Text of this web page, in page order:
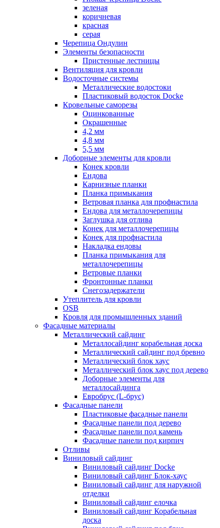
зеленая
коричневая
красная
серая
Черепица Ондулин
Элементы безопасности
Пристенные лестницы
Вентиляция для кровли
Водосточные системы
Металлические водостоки
Пластиковый водосток Docke
Кровельные саморезы
Оцинкованные
Окрашенные
4,2 мм
4,8 мм
5,5 мм
Доборные элементы для кровли
Конек кровли
Ендова
Карнизные планки
Планка примыкания
Ветровая планка для профнастила
Ендова для металлочерепицы
Заглушка для отлива
Конек для металлочерепицы
Конек для профнастила
Накладка ендовы
Планка примыкания для
металлочерепицы
Ветровые планки
Фронтонные планки
Снегозадержатели
Утеплитель для кровли
OSB
Кровля для промышленных зданий
Фасадные материалы
Металлический сайдинг
Металлосайдинг корабельная доска
Металлический сайдинг под бревно
Металлический блок хаус
Металлический блок хаус под дерево
Доборные элементы для
металлосайдинга
Евробрус (L-брус)
Фасадные панели
Пластиковые фасадные панели
Фасадные панели под дерево
Фасадные панели под камень
Фасадные панели под кирпич
Отливы
Виниловый сайдинг
Виниловый сайдинг Docke
Виниловый сайдинг Блок-хаус
Виниловый сайдинг для наружной
отделки
Виниловый сайдинг елочка
Виниловый сайдинг Корабельная
доска